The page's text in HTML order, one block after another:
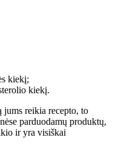
kiekį;
kiekį.
jums reikia recepto, to
parduodamų produktų,
ir yra visiškai